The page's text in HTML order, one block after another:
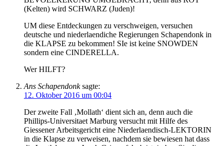
(Kelten) wird SCHWARZ (Juden)!
UM diese Entdeckungen zu verschweigen, versuchen
deutsche und niederlaendiche Regierungen Schapendonk in
die KLAPSE zu bekommen! SIe ist keine SNOWDEN
sondern eine CINDERELLA.
Wer HILFT?
Ans Schapendonk sagte:
12. Oktober 2016 um 00:04
Der zweite Fall ‚Mollath‘ dient sich an, denn auch die
Phillips-Universitaet Marburg versucht mit Hilfe des
Giessener Arbeitsgericht eine Niederlaendisch-LEKTORIN
in die Klapse zu verweisen, nachdem sie bewiesen hat dass